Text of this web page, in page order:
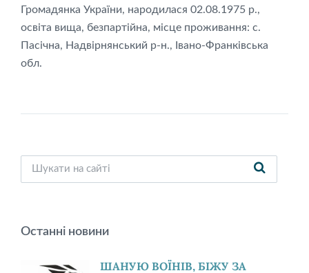
Громадянка України, народилася 02.08.1975 р.,
освіта вища, безпартійна, місце проживання: с.
Пасічна, Надвірнянський р-н., Івано-Франківська
обл.
Останні новини
ШАНУЮ ВОЇНІВ, БІЖУ ЗА